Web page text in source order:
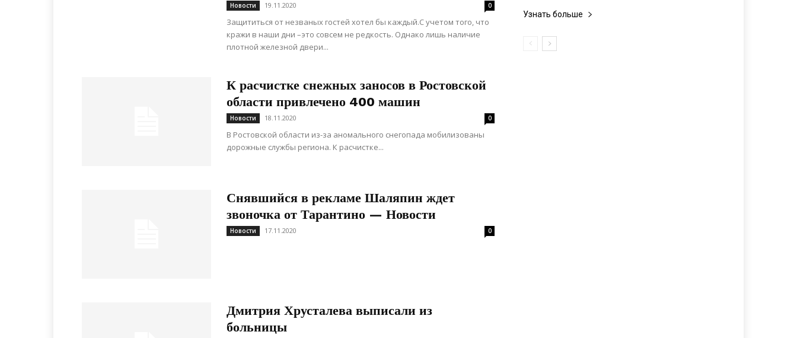
Новости 19.11.2020 0
Защититься от незваных гостей хотел бы каждый.С учетом того, что
кражи в наши дни –это совсем не редкость. Однако лишь наличие
плотной железной двери...
К расчистке снежных заносов в Ростовской
области привлечено 400 машин
Новости 18.11.2020 0
В Ростовской области из-за аномального снегопада мобилизованы
дорожные службы региона. К расчистке...
Снявшийся в рекламе Шаляпин ждет
звоночка от Тарантино — Новости
Новости 17.11.2020 0
Дмитрия Хрусталева выписали из
больницы
Узнать больше